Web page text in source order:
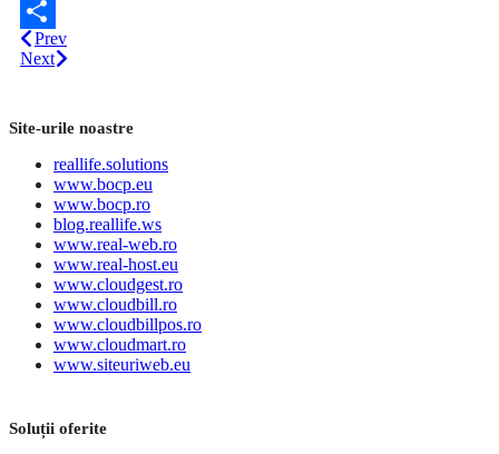
Email
Share
Prev
Next
Site-urile noastre
reallife.solutions
www.bocp.eu
www.bocp.ro
blog.reallife.ws
www.real-web.ro
www.real-host.eu
www.cloudgest.ro
www.cloudbill.ro
www.cloudbillpos.ro
www.cloudmart.ro
www.siteuriweb.eu
Soluții oferite